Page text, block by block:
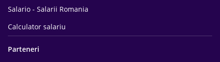
Salario - Salarii Romania
Calculator salariu
Parteneri